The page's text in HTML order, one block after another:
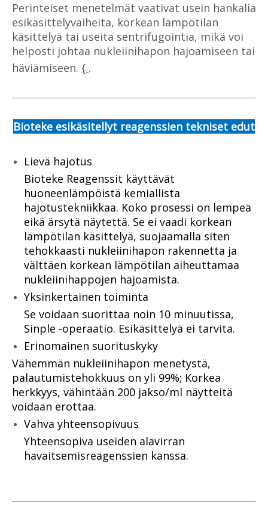
Perinteiset menetelmät vaativat usein hankalia
esikäsittelyvaiheita, korkean lämpötilan
käsittelyä tai useita sentrifugointia, mikä voi
helposti johtaa nukleiinihapon hajoamiseen tai
häviämiseen. { .
Bioteke esikäsitellyt reagenssien tekniset edut
Lievä hajotus
Bioteke Reagenssit käyttävät
huoneenlämpöistä kemiallista
hajotustekniikkaa. Koko prosessi on lempeä
eikä ärsytä näytettä. Se ei vaadi korkean
lämpötilan käsittelyä, suojaamalla siten
tehokkaasti nukleiinihapon rakennetta ja
välttäen korkean lämpötilan aiheuttamaa
nukleiinihappojen hajoamista.
Yksinkertainen toiminta
Se voidaan suorittaa noin 10 minuutissa,
Sinple -operaatio. Esikäsittelyä ei tarvita.
Erinomainen suorituskyky
Vähemmän nukleiinihapon menetystä,
palautumistehokkuus on yli 99%; Korkea
herkkyys, vähintään 200 jakso/ml näytteitä
voidaan erottaa.
Vahva yhteensopivuus
Yhteensopiva useiden alavirran
havaitsemisreagenssien kanssa.